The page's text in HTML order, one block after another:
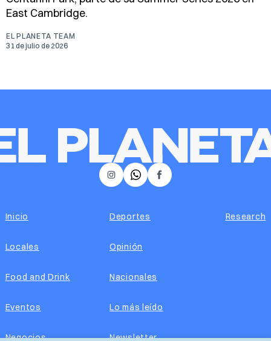
East Cambridge.
EL PLANETA TEAM
31 de julio de 2026
𝕏 Facebook
Instagram
Inicio
Locales
Food and Drink
Eventos
Negocios
Deportes
Opinión
Nacionales
Lo más leído
Newsletter
Research